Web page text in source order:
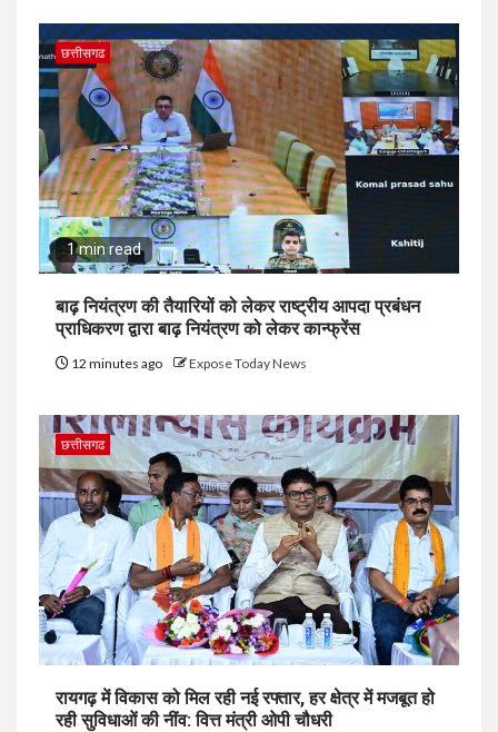
छत्तीसगढ
1 min read
बाढ़ नियंत्रण की तैयारियों को लेकर राष्ट्रीय आपदा प्रबंधन
प्राधिकरण द्वारा बाढ़ नियंत्रण को लेकर कान्फ्रेंस
12 minutes ago Expose Today News
छत्तीसगढ
रायगढ़ में विकास को मिल रही नई रफ्तार, हर क्षेत्र में मजबूत हो
रही सुविधाओं की नींव: वित्त मंत्री ओपी चौधरी